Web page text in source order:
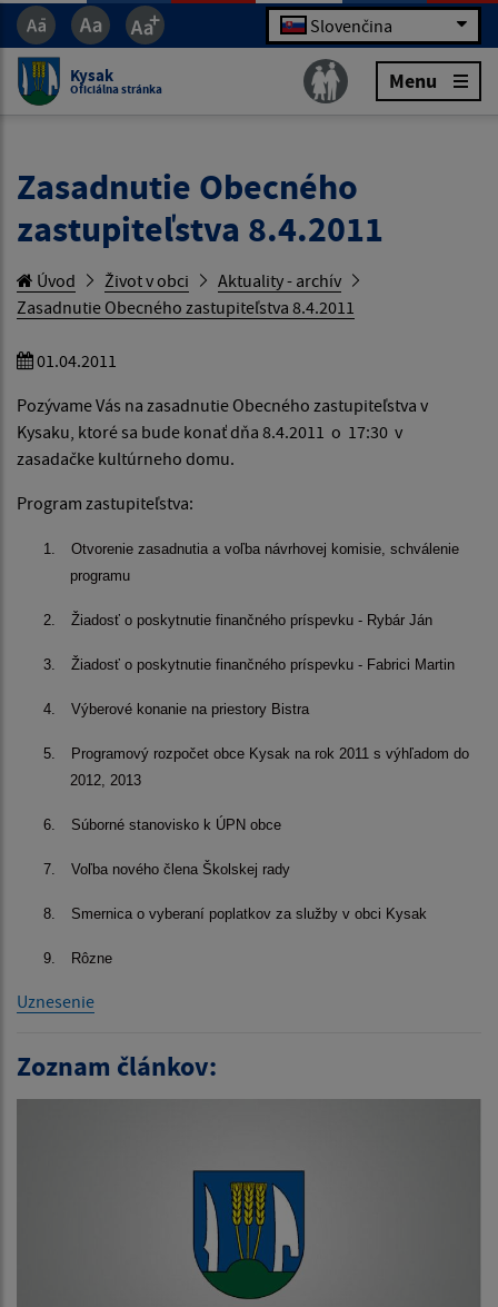
Slovenčina
Kysak
Oficiálna stránka Menu
Zasadnutie Obecného
zastupiteľstva 8.4.2011
Úvod Život v obci
Aktuality - archív
Zasadnutie Obecného zastupiteľstva 8.4.2011
01.04.2011
Pozývame Vás na zasadnutie Obecného zastupiteľstva v
Kysaku, ktoré sa bude konať dňa 8.4.2011 o 17:30 v
zasadačke kultúrneho domu.
Program zastupiteľstva:
1.
Otvorenie zasadnutia a voľba návrhovej komisie, schválenie
programu
2. Žiadosť o poskytnutie finančného príspevku - Rybár Ján
3. Žiadosť o poskytnutie finančného príspevku - Fabrici Martin
4. Výberové konanie na priestory Bistra
5.
Programový rozpočet obce Kysak na rok 2011 s výhľadom do
2012, 2013
6. Súborné stanovisko k ÚPN obce
7. Voľba nového člena Školskej rady
8. Smernica o vyberaní poplatkov za služby v obci Kysak
9. Rôzne
Uznesenie
Zoznam článkov: